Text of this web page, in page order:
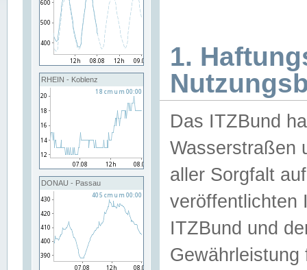
RHEIN - Koblenz
DONAU - Passau
1.
Das ITZBund
Wasserstraßen
aller Sorgfalt
veröffentlichten
ITZBund und